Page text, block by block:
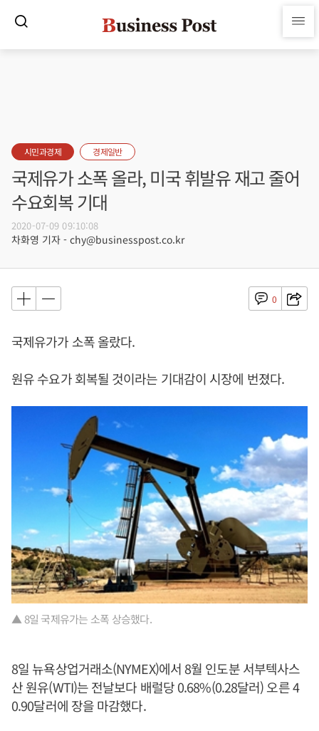
시민과경제 경제일반
국제유가 소폭 올라, 미국 휘발유 재고 줄어
수요회복 기대
2020-07-09 09:10:08
차화영 기자 - chy@businesspost.co.kr
0
국제유가가 소폭 올랐다.
원유 수요가 회복될 것이라는 기대감이 시장에 번졌다.
▲ 8일 국제유가는 소폭 상승했다.
8일 뉴욕상업거래소(NYMEX)에서 8월 인도분 서부텍사스
산 원유(WTI)는 전날보다 배럴당 0.68%(0.28달러) 오른 4
0.90달러에 장을 마감했다.